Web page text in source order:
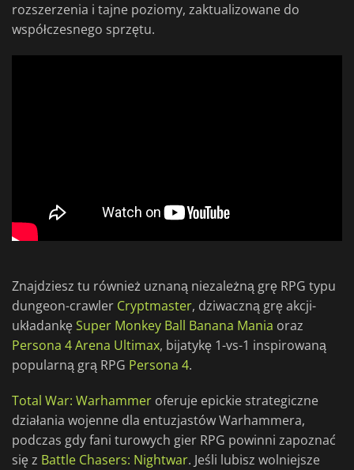
rozszerzenia i tajne poziomy, zaktualizowane do
współczesnego sprzętu.
Znajdziesz tu również uznaną niezależną grę RPG typu
dungeon-crawler Cryptmaster, dziwaczną grę akcji-
układankęSuper Monkey Ball Banana Mania oraz
Persona 4 Arena Ultimax, bijatykę 1-vs-1 inspirowaną
popularną grą RPG Persona 4.
Total War: Warhammer oferuje epickie strategiczne
działania wojenne dla entuzjastów Warhammera,
podczas gdy fani turowych gier RPG powinni zapoznać
się z Battle Chasers: Nightwar. Jeśli lubisz wolniejsze